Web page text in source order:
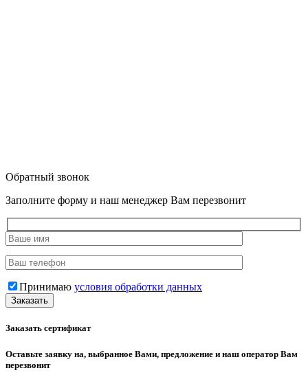
Обратный звонок
Заполните форму и наш менеджер Вам перезвонит
Принимаю условия обработки данных
Заказать сертификат
Оставьте заявку на, выбранное Вами, предложение и наш оператор Вам
перезвонит